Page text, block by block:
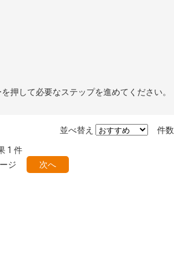
押して必要なステップを進めてください。
件数
並べ替え
1 件
ジ 次へ